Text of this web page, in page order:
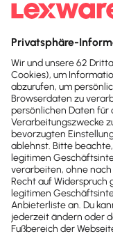
noch einmal
Notar –
200,00 Euro
Eintrag ins
Euro